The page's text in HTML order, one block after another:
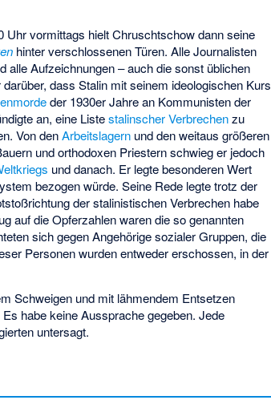
Uhr vormittags hielt Chruschtschow dann seine
hinter verschlossenen Türen. Alle Journalisten
alle Aufzeichnungen – auch die sonst üblichen
dass Stalin mit seinem ideologischen Kurs
der 1930er Jahre an Kommunisten der
an, eine Listestalinscher Verbrechenzu
Von denArbeitslagern und den weitaus größeren
und orthodoxen Priestern schwieg er jedoch
und danach. Er legte besonderen Wert
bezogen würde. Seine Rede legte trotz der
der stalinistischen Verbrechen habe
auf die Opferzahlen waren die so genannten
sich gegen Angehörige sozialer Gruppen, die
Personen wurden entweder erschossen, in der
Schweigen und mit lähmendem Entsetzen
habe keine Aussprache gegeben. Jede
untersagt.